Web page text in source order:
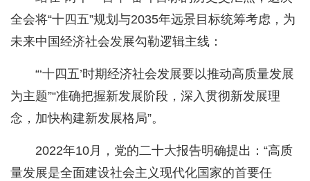
全会将“十四五”规划与2035年远景目标统筹考虑，为
未来中国经济社会发展勾勒逻辑主线：
“‘十四五’时期经济社会发展要以推动高质量发展
为主题”“准确把握新发展阶段，深入贯彻新发展理
念，加快构建新发展格局”。
2022年10月，党的二十大报告明确提出：“高质
量发展是全面建设社会主义现代化国家的首要任